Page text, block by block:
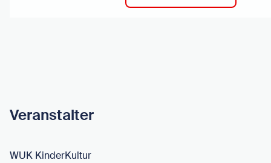
Veranstalter
WUK KinderKultur